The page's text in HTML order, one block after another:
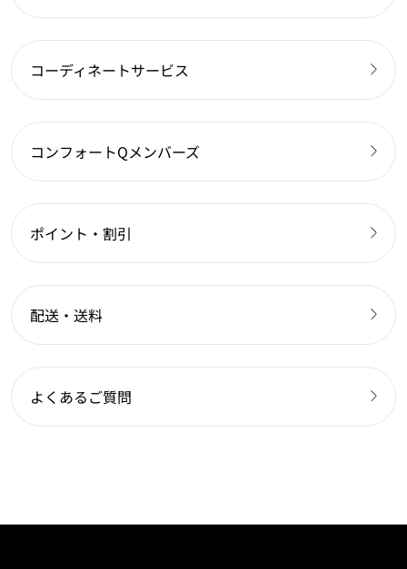
コーディネートサービス
コンフォートQメンバーズ
ポイント・割引
配送・送料
よくあるご質問